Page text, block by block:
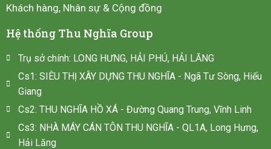
Khách hàng, Nhân sự & Cộng đồng
Hệ thống Thu Nghĩa Group
Trụ sở chính: LONG HƯNG, HẢI PHÚ, HẢI LĂNG
Cs1: SIÊU THỊ XÂY DỰNG THU NGHĨA - Ngã Tư Sòng, Hiếu
Giang
Cs2: THU NGHĨA HỒ XÁ - Đường Quang Trung, Vĩnh Linh
Cs3: NHÀ MÁY CÁN TÔN THU NGHĨA - QL1A, Long Hưng,
Hải Lăng